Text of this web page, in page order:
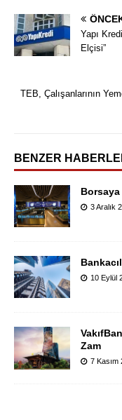
Yapı
Elçisi”
TEB, Çalışanlarının
BENZER
3 Aralık
10 Eylül
Zam
7 Kasım